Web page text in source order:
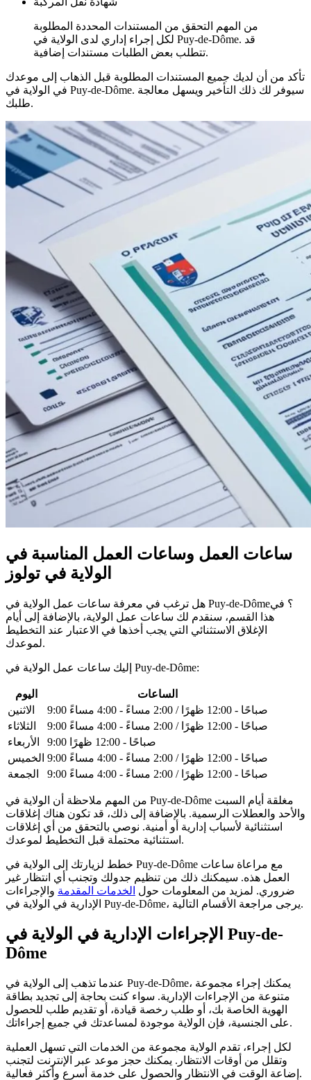
من المهم التحقق من المستندات المحددة المطلوبة
لكل إجراء إداري لدى الولاية في Puy-de-Dôme. قد
تتطلب بعض الطلبات مستندات إضافية.
تأكد من أن لديك جميع المستندات المطلوبة قبل الذهاب إلى موعدك
في الولاية في Puy-de-Dôme. سيوفر لك ذلك التأخير ويسهل معالجة
طلبك.
ساعات العمل وساعات العمل المناسبة في
الولاية في تولوز
هل ترغب في معرفة ساعات عمل الولاية في Puy-de-Dôme؟ في
هذا القسم، سنقدم لك ساعات عمل الولاية، بالإضافة إلى أيام
الإغلاق الاستثنائي التي يجب أخذها في الاعتبار عند التخطيط
لموعدك.
إليك ساعات عمل الولاية في Puy-de-Dôme:
اليوم
الساعات
الاثنين
9:00 صباحًا - 12:00 ظهرًا / 2:00 مساءً - 4:00 مساءً
الثلاثاء
9:00 صباحًا - 12:00 ظهرًا / 2:00 مساءً - 4:00 مساءً
الأربعاء
9:00 صباحًا - 12:00 ظهرًا
الخميس
9:00 صباحًا - 12:00 ظهرًا / 2:00 مساءً - 4:00 مساءً
الجمعة
9:00 صباحًا - 12:00 ظهرًا / 2:00 مساءً - 4:00 مساءً
من المهم ملاحظة أن الولاية في Puy-de-Dôme مغلقة أيام السبت
والأحد والعطلات الرسمية. بالإضافة إلى ذلك، قد تكون هناك إغلاقات
استثنائية لأسباب إدارية أو أمنية. نوصي بالتحقق من أي إغلاقات
استثنائية محتملة قبل التخطيط لموعدك.
خطط لزيارتك إلى الولاية في Puy-de-Dôme مع مراعاة ساعات
العمل هذه. سيمكنك ذلك من تنظيم جدولك وتجنب أي انتظار غير
ضروري. لمزيد من المعلومات حول الخدمات المقدمة والإجراءات
الإدارية في الولاية في Puy-de-Dôme، يرجى مراجعة الأقسام التالية.
الإجراءات الإدارية في الولاية في Puy-de-
Dôme
عندما تذهب إلى الولاية في Puy-de-Dôme، يمكنك إجراء مجموعة
متنوعة من الإجراءات الإدارية. سواء كنت بحاجة إلى تجديد بطاقة
الهوية الخاصة بك، أو طلب رخصة قيادة، أو تقديم طلب للحصول
على الجنسية، فإن الولاية موجودة لمساعدتك في جميع إجراءاتك.
لكل إجراء، تقدم الولاية مجموعة من الخدمات التي تسهل العملية
وتقلل من أوقات الانتظار. يمكنك حجز موعد عبر الإنترنت لتجنب
إضاعة الوقت في الانتظار والحصول على خدمة أسرع وأكثر فعالية.